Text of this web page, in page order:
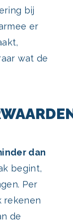
bij
er
wat de
dan
begint,
Per
rekenen
de